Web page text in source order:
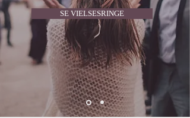
SE VIELSESRINGE